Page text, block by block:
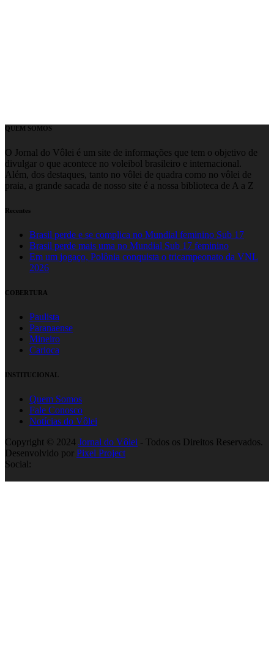
QUEM SOMOS
O Jornal do Vôlei é um site de informações que tem o objetivo de
divulgar o que acontece no voleibol brasileiro e internacional.
Além, dos destaques, tanto no vôlei de quadra como no vôlei de
praia, a grande sacada de nosso site é a nossa biblioteca de A a Z
Recentes
Brasil perde e se complica no Mundial feminino Sub 17
Brasil perde mais uma no Mundial Sub 17 feminino
Em um jogaço, Polônia conquista o tricampeonato da VNL
2026
COBERTURA
Paulista
Paranaense
Mineiro
Carioca
INSTITUCIONAL
Quem Somos
Fale Conosco
Notícias do Vôlei
Copyright © 2024 Jornal do Vôlei - Todos os Direitos Reservados.
Desenvolvido por Pixel Project
Social: